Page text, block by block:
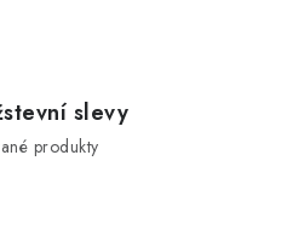
slevy
produkty